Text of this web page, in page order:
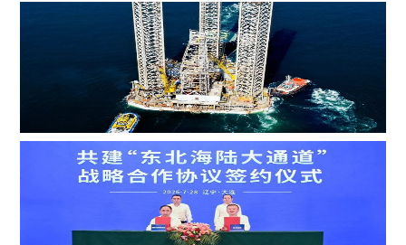
MOL Group斥资7.2亿美元收购壳牌旗下塞浦路斯子公司
Borr Drilling墨西哥合资公司完成五座钻井平台收购，交易
额2.87亿美元